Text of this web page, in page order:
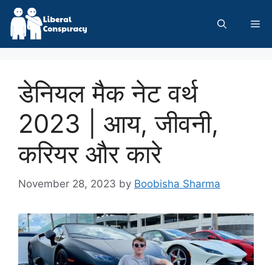
Skip
content
डेनियल मैक नेट वर्थ
2023 | आय, जीवनी,
करियर और कारे
November 28, 2023 by Boobisha Sharma